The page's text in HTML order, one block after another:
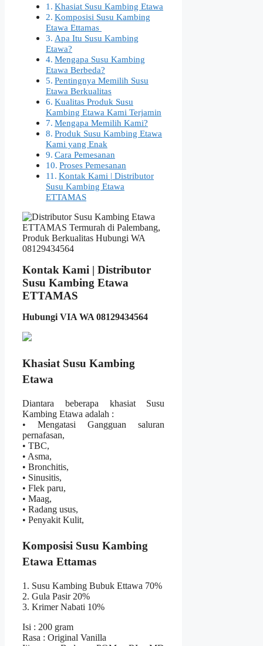
Khasiat Susu Kambing Etawa
Komposisi Susu Kambing
Etawa Ettamas
Apa Itu Susu Kambing
Etawa?
Mengapa Susu Kambing
Etawa Berbeda?
Pentingnya Memilih Susu
Etawa Berkualitas
Kualitas Produk Susu
Kambing Etawa Kami Terjamin
Mengapa Memilih Kami?
Produk Susu Kambing Etawa
Kami yang Enak
Cara Pemesanan
Proses Pemesanan
Kontak Kami | Distributor
Susu Kambing Etawa
ETTAMAS
Kontak Kami | Distributor
Susu Kambing Etawa
ETTAMAS
Hubungi VIA WA 08129434564
Khasiat Susu Kambing
Etawa
Diantara beberapa khasiat Susu
Kambing Etawa adalah :
• Mengatasi Gangguan saluran
pernafasan,
• TBC,
• Asma,
• Bronchitis,
• Sinusitis,
• Flek paru,
• Maag,
• Radang usus,
• Penyakit Kulit,
Komposisi Susu Kambing
Etawa Ettamas
1. Susu Kambing Bubuk Ettawa 70%
2. Gula Pasir 20%
3. Krimer Nabati 10%
Isi : 200 gram
Rasa : Original Vanilla